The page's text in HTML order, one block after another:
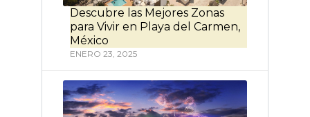
Descubre las Mejores Zonas
para Vivir en Playa del Carmen,
México
ENERO 23, 2025